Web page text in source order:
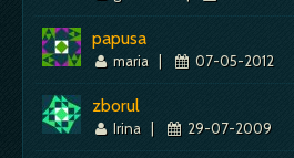
papusa
maria | 07-05-2012
zborul
Irina | 29-07-2009